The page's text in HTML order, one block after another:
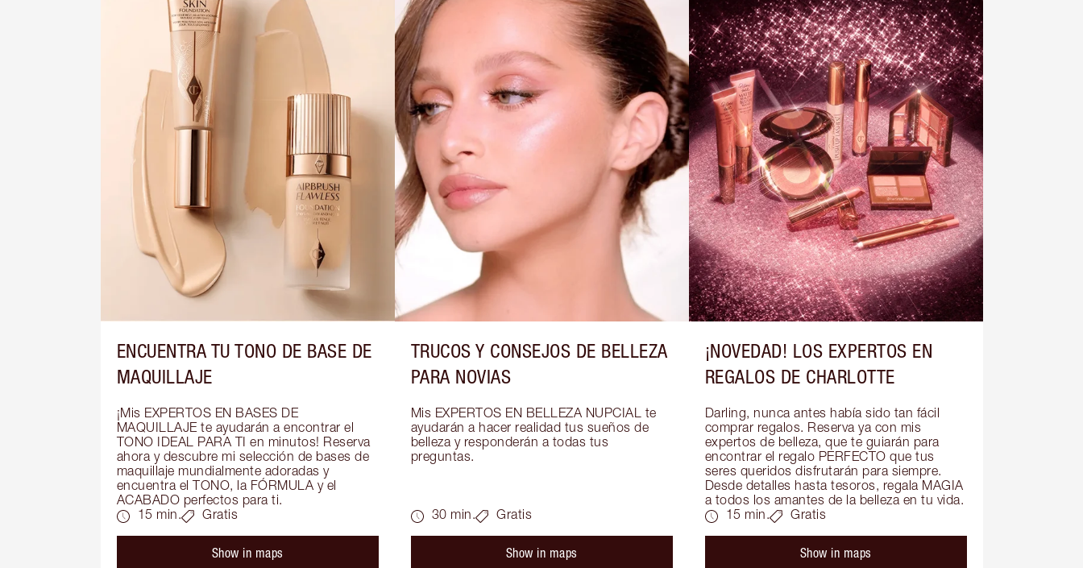
ENCUENTRA TU TONO DE BASE DE
MAQUILLAJE
¡Mis EXPERTOS EN BASES DE
MAQUILLAJE te ayudarán a encontrar el
TONO IDEAL PARA TI en minutos! Reserva
ahora y descubre mi selección de bases de
maquillaje mundialmente adoradas y
encuentra el TONO, la FÓRMULA y el
ACABADO perfectos para ti.
15 min.
Gratis
Show in maps
TRUCOS Y CONSEJOS DE BELLEZA
PARA NOVIAS
Mis EXPERTOS EN BELLEZA NUPCIAL te
ayudarán a hacer realidad tus sueños de
belleza y responderán a todas tus
preguntas.
30 min. Gratis
Show in maps
¡NOVEDAD! LOS EXPERTOS EN
REGALOS DE CHARLOTTE
Darling, nunca antes había sido tan fácil
comprar regalos. Reserva ya con mis
expertos de belleza, que te guiarán para
encontrar el regalo PERFECTO que tus
seres queridos disfrutarán para siempre.
Desde detalles hasta tesoros, regala MAGIA
a todos los amantes de la belleza en tu vida.
15 min.
Gratis
Show in maps